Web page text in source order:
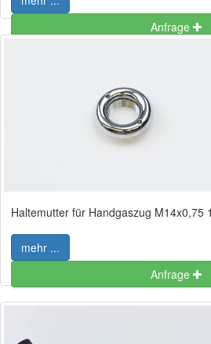
Anfrage
Haltemutter für Handgaszug M14x0,75
mehr ...
Anfrage